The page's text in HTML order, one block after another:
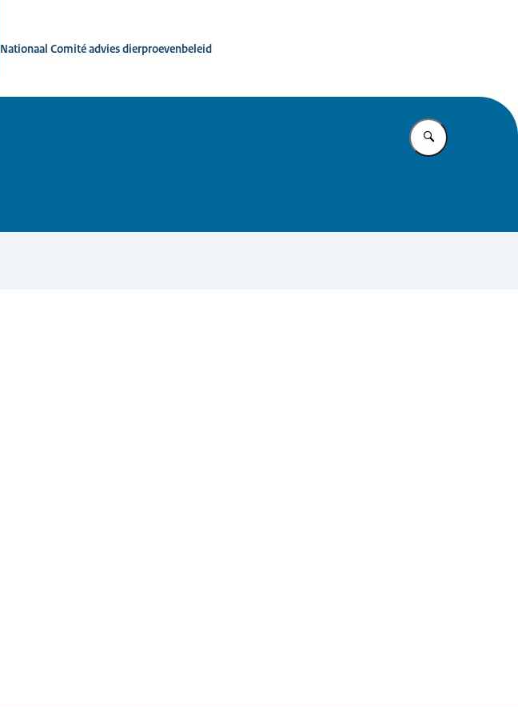
Nationaal Comité advies dierproevenbeleid
Vul in wat u